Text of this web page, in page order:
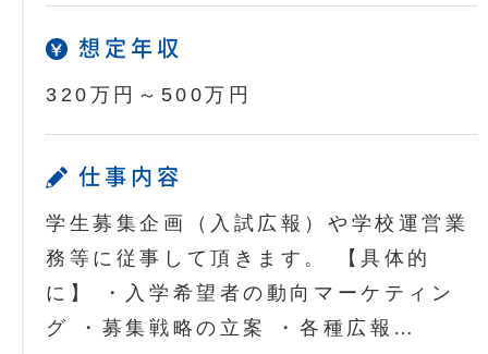
想定年収
320万円～500万円
仕事内容
学生募集企画（入試広報）や学校運営業
務等に従事して頂きます。 【具体的
に】 ・入学希望者の動向マーケティン
グ ・募集戦略の立案 ・各種広報…